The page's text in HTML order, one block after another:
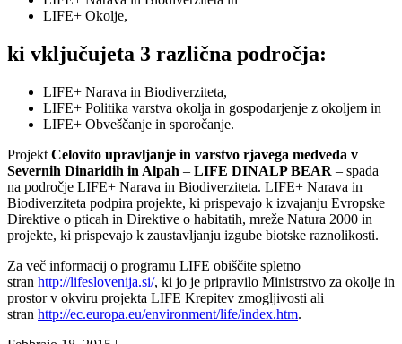
LIFE+ Okolje,
ki vključujeta 3 različna področja:
LIFE+ Narava in Biodiverziteta,
LIFE+ Politika varstva okolja in gospodarjenje z okoljem in
LIFE+ Obveščanje in sporočanje.
Projekt Celovito upravljanje in varstvo rjavega medveda v
Severnih Dinaridih in Alpah – LIFE DINALP BEAR – spada
na področje LIFE+ Narava in Biodiverziteta. LIFE+ Narava in
Biodiverziteta podpira projekte, ki prispevajo k izvajanju Evropske
Direktive o pticah in Direktive o habitatih, mreže Natura 2000 in
projekte, ki prispevajo k zaustavljanju izgube biotske raznolikosti.
Za več informacij o programu LIFE obiščite spletno
stran http://lifeslovenija.si/, ki jo je pripravilo Ministrstvo za okolje in
prostor v okviru projekta LIFE Krepitev zmogljivosti ali
stran http://ec.europa.eu/environment/life/index.htm.